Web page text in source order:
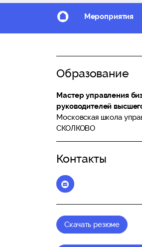
Мероприятия
Образование
Мастер управления
руководителей
Московская школа
СКОЛКОВО
Контакты
Скачать резюме